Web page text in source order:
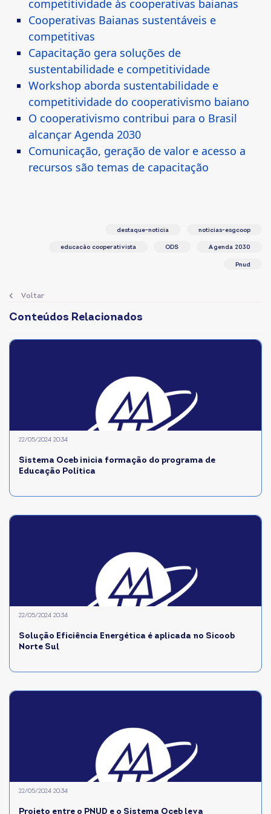
competitividade às cooperativas baianas
Cooperativas Baianas sustentáveis e
competitivas
Capacitação gera soluções de
sustentabilidade e competitividade
Workshop aborda sustentabilidade e
competitividade do cooperativismo baiano
O cooperativismo contribui para o Brasil
alcançar Agenda 2030
Comunicação, geração de valor e acesso a
recursos são temas de capacitação
Voltar
destaque-noticia noticias-esgcoop
educacão cooperativista ODS Agenda 2030
Pnud
Conteúdos Relacionados
Sistema Oceb inicia formação do programa de
Educação Política
22/05/2024 20:34
Solução Eficiência Energética é aplicada no Sicoob
Norte Sul
22/05/2024 20:34
Projeto entre o PNUD e o Sistema Oceb leva
22/05/2024 20:34